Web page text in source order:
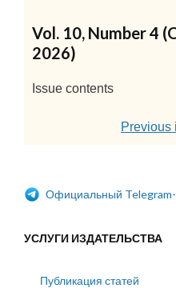
Vol. 10, Number 4
2026)
Issue contents
Previous
Официальный
УСЛУГИ ИЗДАТЕЛЬСТВА
Публикация статей